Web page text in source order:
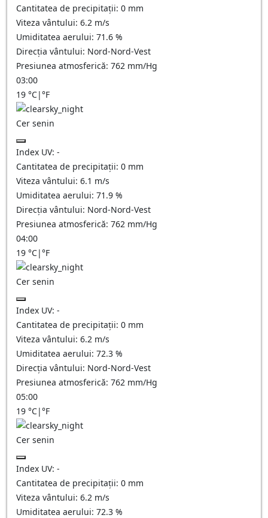
Cantitatea de precipitații: 0 mm
Viteza vântului: 6.2 m/s
Umiditatea aerului: 71.6 %
Direcția vântului: Nord-Nord-Vest
Presiunea atmosferică: 762 mm/Hg
03:00
19 °C|°F
Cer senin
Index UV: -
Cantitatea de precipitații: 0 mm
Viteza vântului: 6.1 m/s
Umiditatea aerului: 71.9 %
Direcția vântului: Nord-Nord-Vest
Presiunea atmosferică: 762 mm/Hg
04:00
19 °C|°F
Cer senin
Index UV: -
Cantitatea de precipitații: 0 mm
Viteza vântului: 6.2 m/s
Umiditatea aerului: 72.3 %
Direcția vântului: Nord-Nord-Vest
Presiunea atmosferică: 762 mm/Hg
05:00
19 °C|°F
Cer senin
Index UV: -
Cantitatea de precipitații: 0 mm
Viteza vântului: 6.2 m/s
Umiditatea aerului: 72.3 %